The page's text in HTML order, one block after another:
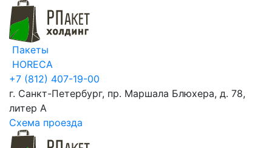
Пакеты
HORECA
+7 (812) 407-19-00
г. Санкт-Петербург, пр. Маршала Блюхера, д. 78,
литер А
Схема проезда